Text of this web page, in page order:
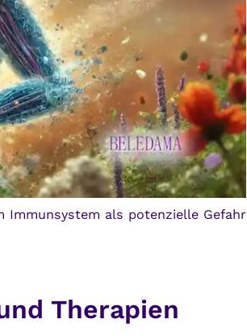
als potenzielle Gefahr
Therapien